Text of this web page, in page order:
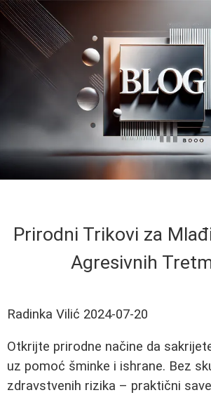
Prirodni Trikovi za
Agresivnih
Radinka Vilić 2024-07-20
Otkrijte prirodne načine da
uz pomoć šminke i ishrane. Bez
zdravstvenih rizika – praktični